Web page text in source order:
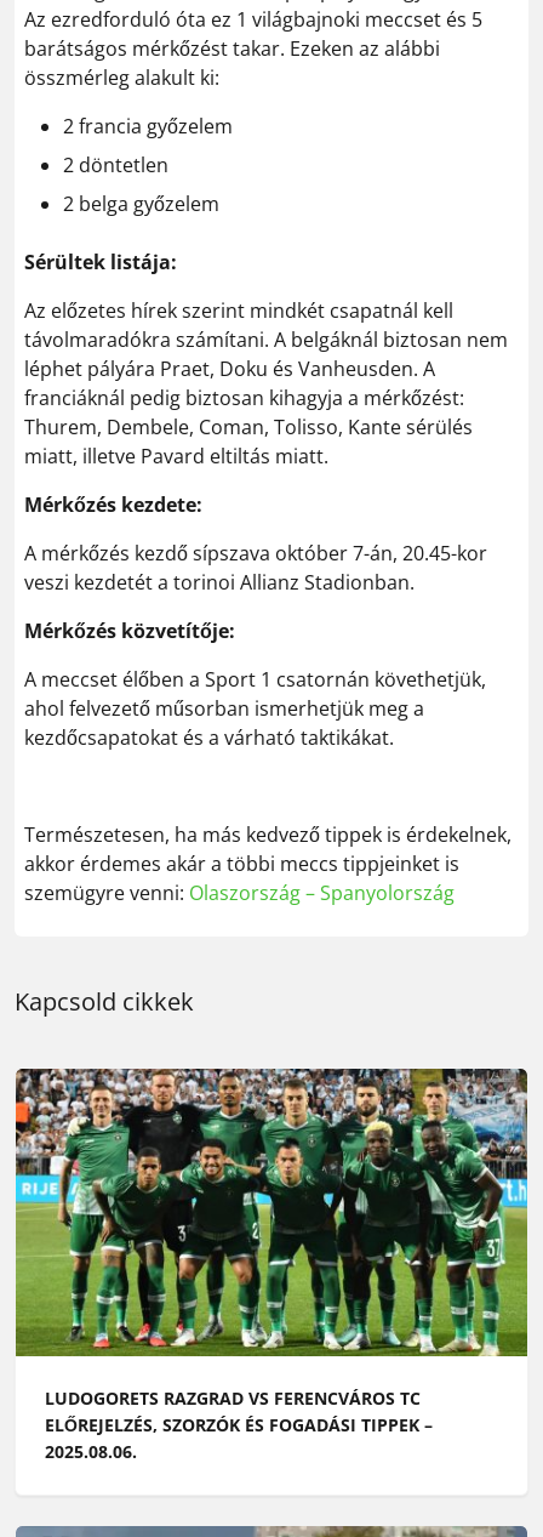
Az ezredforduló óta ez 1 világbajnoki meccset és 5
barátságos mérkőzést takar. Ezeken az alábbi
összmérleg alakult ki:
2 francia győzelem
2 döntetlen
2 belga győzelem
Sérültek listája:
Az előzetes hírek szerint mindkét csapatnál kell
távolmaradókra számítani. A belgáknál biztosan nem
léphet pályára Praet, Doku és Vanheusden. A
franciáknál pedig biztosan kihagyja a mérkőzést:
Thurem, Dembele, Coman, Tolisso, Kante sérülés
miatt, illetve Pavard eltiltás miatt.
Mérkőzés kezdete:
A mérkőzés kezdő sípszava október 7-án, 20.45-kor
veszi kezdetét a torinoi Allianz Stadionban.
Mérkőzés közvetítője:
A meccset élőben a Sport 1 csatornán követhetjük,
ahol felvezető műsorban ismerhetjük meg a
kezdőcsapatokat és a várható taktikákat.
Természetesen, ha más kedvező tippek is érdekelnek,
akkor érdemes akár a többi meccs tippjeinket is
szemügyre venni: Olaszország – Spanyolország
Kapcsold cikkek
LUDOGORETS RAZGRAD VS FERENCVÁROS TC
ELŐREJELZÉS, SZORZÓK ÉS FOGADÁSI TIPPEK –
2025.08.06.